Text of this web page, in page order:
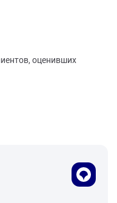
оценивших